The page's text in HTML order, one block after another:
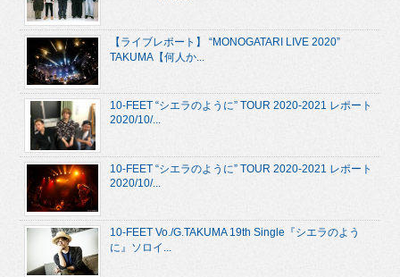
【ライブレポート】 “MONOGATARI LIVE 2020”
TAKUMA【何人か...
10-FEET “シエラのように” TOUR 2020-2021 レポート
2020/10/...
10-FEET “シエラのように” TOUR 2020-2021 レポート
2020/10/...
10-FEET Vo./G.TAKUMA 19th Single『シエラのよう
に』ソロイ...